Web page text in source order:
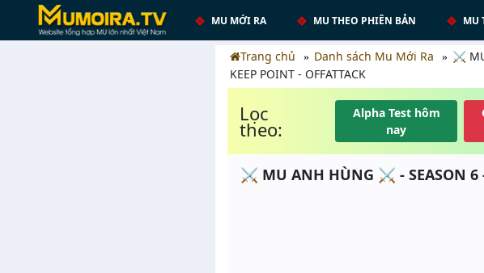
MU MỚI RA MU THEO PHIÊN BẢN MU
Trang chủ Danh sách Mu Mới Ra
⚔️
KEEP POINT - OFFATTACK
Lọc
theo:
Alpha Test hôm
nay
⚔️ MU ANH HÙNG ⚔️ - SEASON 6 -